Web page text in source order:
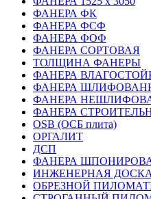
ФАНЕРА ФК
ФАНЕРА ФСФ
ФАНЕРА ФОФ
ФАНЕРА СОРТОВАЯ
ТОЛЩИНА ФАНЕРЫ
ФАНЕРА
ФАНЕРА
ФАНЕРА
ФАНЕРА
OSB (ОСБ плита)
ОРГАЛИТ
ДСП
ФАНЕРА
ИНЖЕНЕРНАЯ ДОСКА
ОБРЕЗНОЙ